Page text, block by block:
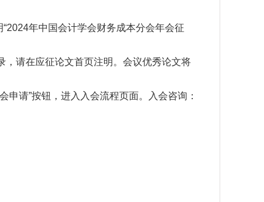
2024年中国会计学会财务成本分会年会征
，请在应征论文首页注明。会议优秀论文将
申请”按钮，进入入会流程页面。入会咨询：